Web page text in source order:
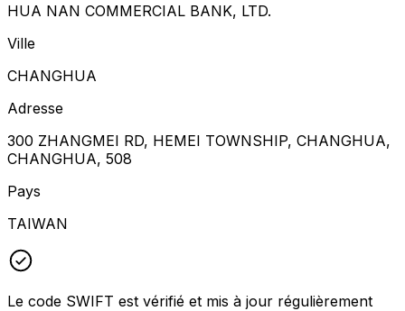
HUA NAN COMMERCIAL BANK, LTD.
Ville
CHANGHUA
Adresse
300 ZHANGMEI RD, HEMEI TOWNSHIP, CHANGHUA,
CHANGHUA, 508
Pays
TAIWAN
Le code SWIFT est vérifié et mis à jour régulièrement